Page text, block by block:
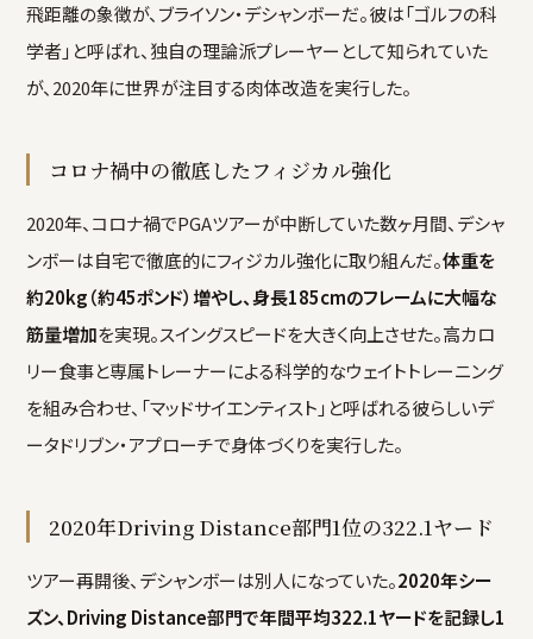
飛距離の象徴が、ブライソン・デシャンボーだ。彼は「ゴルフの科
学者」と呼ばれ、独自の理論派プレーヤーとして知られていた
が、2020年に世界が注目する肉体改造を実行した。
コロナ禍中の徹底したフィジカル強化
2020年、コロナ禍でPGAツアーが中断していた数ヶ月間、デシャ
ンボーは自宅で徹底的にフィジカル強化に取り組んだ。体重を
約20kg（約45ポンド）増やし、身長185cmのフレームに大幅な
筋量増加を実現。スイングスピードを大きく向上させた。高カロ
リー食事と専属トレーナーによる科学的なウェイトトレーニング
を組み合わせ、「マッドサイエンティスト」と呼ばれる彼らしいデ
ータドリブン・アプローチで身体づくりを実行した。
2020年Driving Distance部門1位の322.1ヤード
ツアー再開後、デシャンボーは別人になっていた。2020年シー
ズン、Driving Distance部門で年間平均322.1ヤードを記録し1